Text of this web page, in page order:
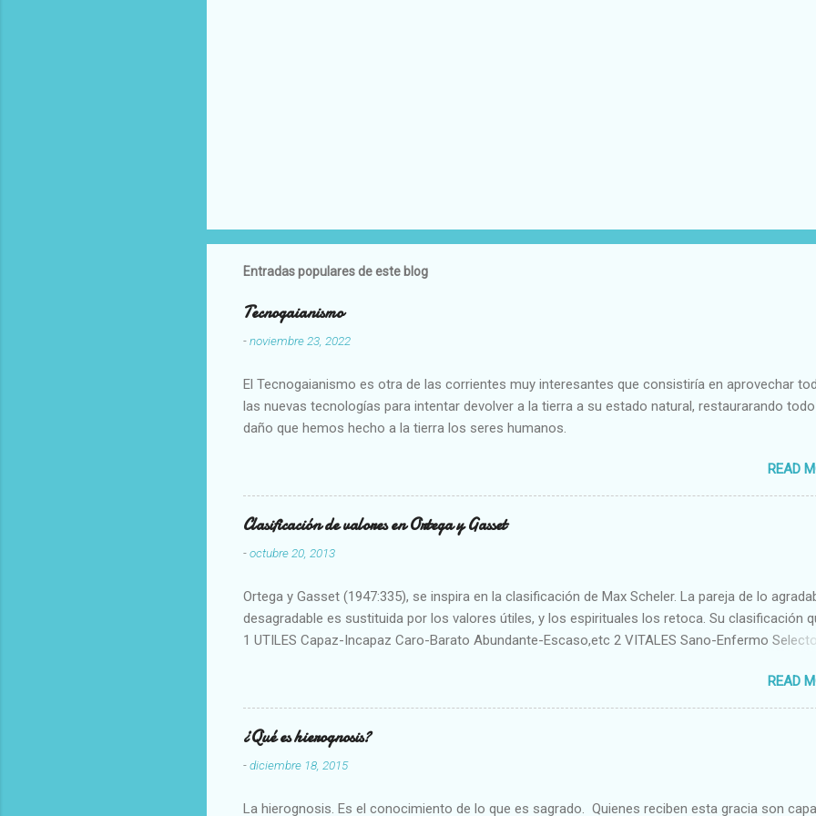
Entradas populares de este blog
Tecnogaianismo
-noviembre 23, 2022
El Tecnogaianismo es otra de las corrientes muy interesantes que consistiría en aprovechar
las nuevas tecnologías para intentar devolver a la tierra a su estado natural, restaurarando
daño que hemos hecho a la tierra los seres humanos.
READ
Clasificación de valores en Ortega y Gasset
-octubre 20, 2013
Ortega y Gasset (1947:335), se inspira en la clasificación de Max Scheler. La pareja de lo
desagradable es sustituida por los valores útiles, y los espirituales los retoca. Su clasificación
1 UTILES Capaz-Incapaz Caro-Barato Abundante-Escaso,etc 2 VITALES Sano-Enfermo
Aproximado Evidente-Probable,etc b) Morales Bueno-malo Bondadoso-malvado Justo-Injusto
Escrupuloso-Relajado Leal-Desleal,etc. d) Estéticos Bello-Feo Gracioso-Tosco Elegante-
Armonioso-Inarmonioso 4 RELIGIOSOS Santo-Pr...
READ
¿Qué es hierognosis?
-diciembre 18, 2015
La hierognosis. Es el conocimiento de lo que es sagrado. Quienes reciben esta gracia son